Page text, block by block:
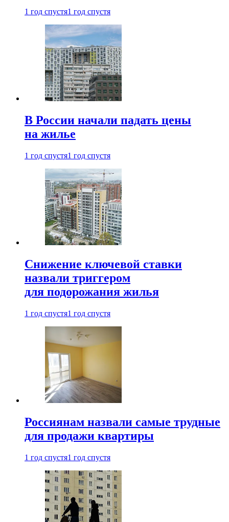
1 год спустя1 год спустя
В России начали падать цены
на жилье
1 год спустя1 год спустя
Снижение ключевой ставки
назвали триггером
для подорожания жилья
1 год спустя1 год спустя
Россиянам назвали самые трудные
для продажи квартиры
1 год спустя1 год спустя